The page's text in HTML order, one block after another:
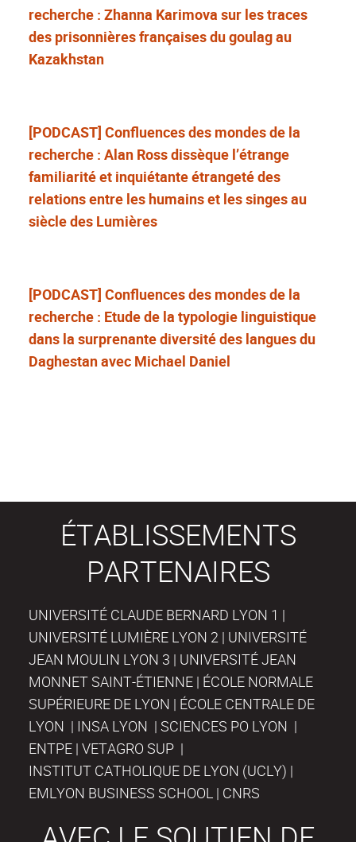
recherche : Zhanna Karimova sur les traces
des prisonnières françaises du goulag au
Kazakhstan
[PODCAST] Confluences des mondes de la
recherche : Alan Ross dissèque l’étrange
familiarité et inquiétante étrangeté des
relations entre les humains et les singes au
siècle des Lumières
[PODCAST] Confluences des mondes de la
recherche : Etude de la typologie linguistique
dans la surprenante diversité des langues du
Daghestan avec Michael Daniel
ÉTABLISSEMENTS
PARTENAIRES
UNIVERSITÉ CLAUDE BERNARD LYON 1 |
UNIVERSITÉ LUMIÈRE LYON 2 | UNIVERSITÉ
JEAN MOULIN LYON 3 | UNIVERSITÉ JEAN
MONNET SAINT-ÉTIENNE | ÉCOLE NORMALE
SUPÉRIEURE DE LYON | ÉCOLE CENTRALE DE
LYON | INSA LYON | SCIENCES PO LYON |
ENTPE | VETAGRO SUP |
INSTITUT CATHOLIQUE DE LYON (UCLY) |
EMLYON BUSINESS SCHOOL | CNRS